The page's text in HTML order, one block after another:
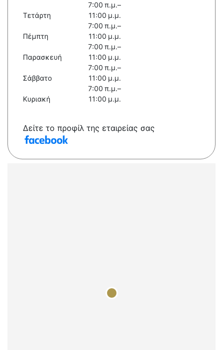
Τετάρτη
7:00 π.μ.–
11:00 μ.μ.
Πέμπτη
7:00 π.μ.–
11:00 μ.μ.
Παρασκευή
7:00 π.μ.–
11:00 μ.μ.
Σάββατο
7:00 π.μ.–
11:00 μ.μ.
Κυριακή
7:00 π.μ.–
11:00 μ.μ.
Δείτε το προφίλ της εταιρείας σας